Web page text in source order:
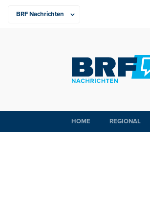
HOME REGIONAL